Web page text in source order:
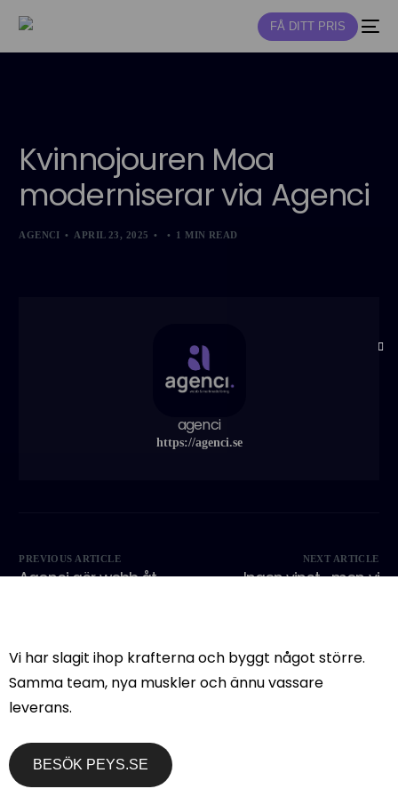
FÅ DITT PRIS
Kvinnojouren Moa
moderniserar via Agenci
AGENCI APRIL 23, 2025 1 MIN READ
agenci
https://agenci.se
PREVIOUS ARTICLE
Agenci gör webb åt
NEXT ARTICLE
Ingen vinst… men vi
Vi har slagit ihop krafterna och byggt något större.
Samma team, nya muskler och ännu vassare
leverans.
BESÖK PEYS.SE